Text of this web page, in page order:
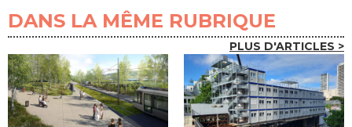
DANS LA MÊME RUBRIQUE
PLUS D'ARTICLES >